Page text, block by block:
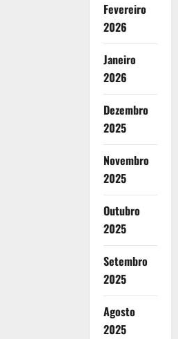
Fevereiro
2026
Janeiro
2026
Dezembro
2025
Novembro
2025
Outubro
2025
Setembro
2025
Agosto
2025